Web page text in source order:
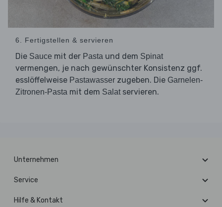
6. Fertigstellen & servieren
Die Sauce mit der Pasta und dem Spinat
vermengen, je nach gewünschter Konsistenz ggf.
esslöffelweise Pastawasser zugeben. Die Garnelen-
Zitronen-Pasta mit dem Salatservieren.
Unternehmen
Service
Hilfe & Kontakt